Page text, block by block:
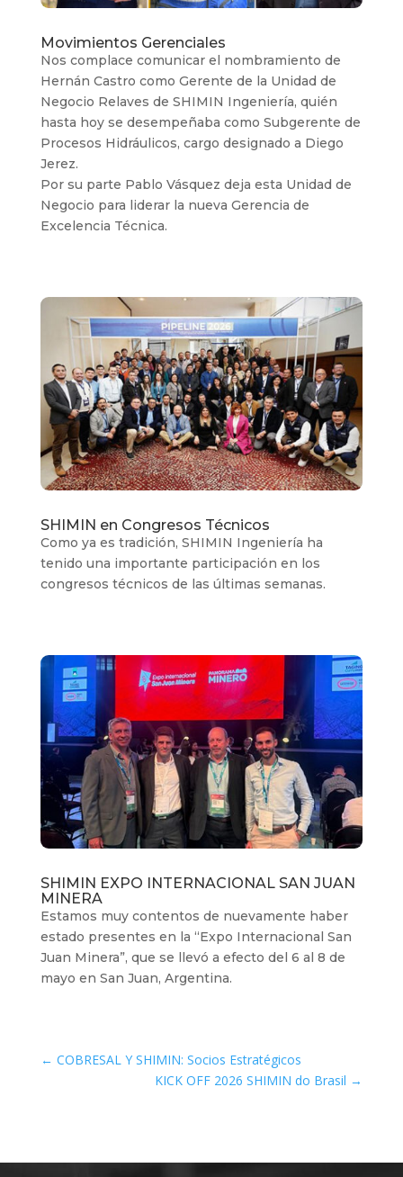
Movimientos Gerenciales
Nos complace comunicar el nombramiento de
Hernán Castro como Gerente de la Unidad de
Negocio Relaves de SHIMIN Ingeniería, quién
hasta hoy se desempeñaba como Subgerente de
Procesos Hidráulicos, cargo designado a Diego
Jerez.
Por su parte Pablo Vásquez deja esta Unidad de
Negocio para liderar la nueva Gerencia de
Excelencia Técnica.
SHIMIN en Congresos Técnicos
Como ya es tradición, SHIMIN Ingeniería ha
tenido una importante participación en los
congresos técnicos de las últimas semanas.
SHIMIN EXPO INTERNACIONAL SAN JUAN
MINERA
Estamos muy contentos de nuevamente haber
estado presentes en la “Expo Internacional San
Juan Minera”, que se llevó a efecto del 6 al 8 de
mayo en San Juan, Argentina.
← COBRESAL Y SHIMIN: Socios Estratégicos
KICK OFF 2026 SHIMIN do Brasil →